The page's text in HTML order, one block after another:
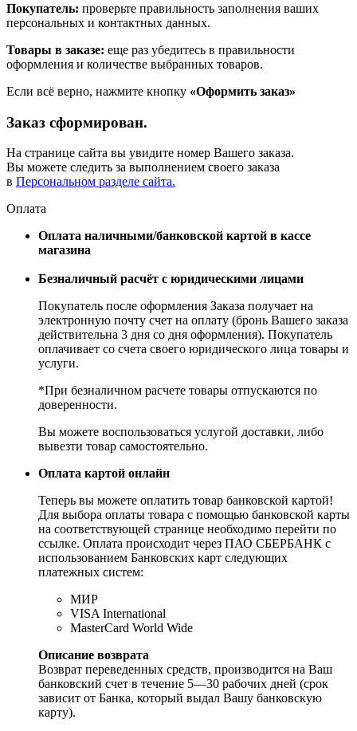
Покупатель: проверьте правильность заполнения ваших
персональных и контактных данных.
Товары в заказе: еще раз убедитесь в правильности
оформления и количестве выбранных товаров.
Если всё верно, нажмите кнопку «Оформить заказ»
Заказ сформирован.
На странице сайта вы увидите номер Вашего заказа.
Вы можете следить за выполнением своего заказа
в Персональном разделе сайта.
Оплата
Оплата наличными/банковской картой в кассе
магазина
Безналичный расчёт с юридическими лицами
Покупатель после оформления Заказа получает на
электронную почту счет на оплату (бронь Вашего заказа
действительна 3 дня со дня оформления). Покупатель
оплачивает со счета своего юридического лица товары и
услуги.
*При безналичном расчете товары отпускаются по
доверенности.
Вы можете воспользоваться услугой доставки, либо
вывезти товар самостоятельно.
Оплата картой онлайн
Теперь вы можете оплатить товар банковской картой!
Для выбора оплаты товара с помощью банковской карты
на соответствующей странице необходимо перейти по
ссылке. Оплата происходит через ПАО СБЕРБАНК с
использованием Банковских карт следующих
платежных систем:
МИР
VISA International
MasterCard World Wide
Описание возврата
Возврат переведенных средств, производится на Ваш
банковский счет в течение 5—30 рабочих дней (срок
зависит от Банка, который выдал Вашу банковскую
карту).